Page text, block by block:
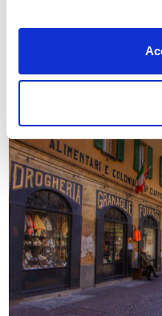
🏘️ Scopri il